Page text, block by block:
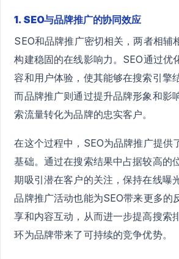
1. SEO与品牌推广的协同效应
SEO和品牌推广密切相关，两者相辅
构建稳固的在线影响力。SEO通过优
容和用户体验，使其能够在搜索引擎
而品牌推广则通过提升品牌形象和影
索流量转化为品牌的忠实客户。
在这个过程中，SEO为品牌推广提供
基础。通过在搜索结果中占据较高的
期吸引潜在客户的关注，保持在线曝
品牌推广活动也能为SEO带来更多的
享和内容互动，从而进一步提高搜索
环为品牌带来了可持续的竞争优势。